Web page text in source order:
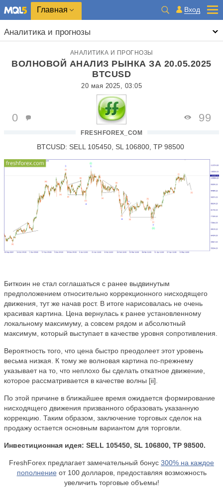
Главная Вход
Аналитика и прогнозы
АНАЛИТИКА И ПРОГНОЗЫ
ВОЛНОВОЙ АНАЛИЗ РЫНКА ЗА 20.05.2025
BTCUSD
20 мая 2025, 03:05
FRESHFOREX_COM
0 99
BTCUSD: SELL 105450, SL 106800, TP 98500
Биткоин не стал соглашаться с ранее выдвинутым
предположением относительно коррекционного нисходящего
движения, тут же начав рост. В итоге нарисовалась не очень
красивая картина. Цена вернулась к ранее установленному
локальному максимуму, а совсем рядом и абсолютный
максимум, который выступает в качестве уровня сопротивления.
Вероятность того, что цена быстро преодолеет этот уровень
весьма низкая. К тому же волновая картина по-прежнему
указывает на то, что неплохо бы сделать откатное движение,
которое рассматривается в качестве волны [ii].
По этой причине в ближайшее время ожидается формирование
нисходящего движения призванного образовать указанную
коррекцию. Таким образом, заключение торговых сделок на
продажу остается основным вариантом для торговли.
Инвестиционная идея: SELL 105450, SL 106800, TP 98500.
FreshForex предлагает замечательный бонус 300% на каждое
пополнение от 100 долларов, предоставляя возможность
увеличить торговые объемы!